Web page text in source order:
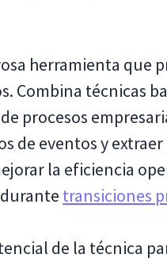
herramienta que
Combina técnicas
procesos
de eventos y
la eficiencia
transiciones
de la técnica